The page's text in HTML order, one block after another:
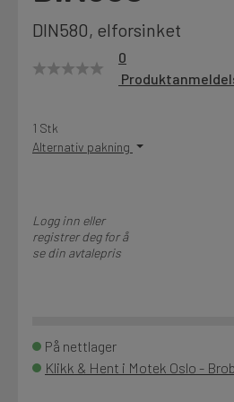
Motek
Fra rådgivning til sporing
Produktnyheter
DIN580, elforsinket
0
1 Stk
Alternativ pakning
Logg inn eller
registrer deg for å
se din avtalepris
På nettlager
Klikk & Hent i Motek Oslo -